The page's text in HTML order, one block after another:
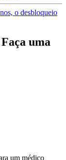
o desbloqueio
uma
um médico